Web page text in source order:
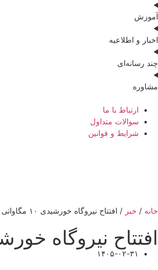
آموزش
اخبار و اطلاعیه
چند رسانه‌ای
مشاوره
ارتباط با ما
سوالات متداول
شرایط و قوانین
خانه / خبر / افتتاح نیروگاه خورشیدی ۱۰ مگاواتی در شهرک صنعتی محمودآباد قم
افتتاح نیروگاه خورشیدی ۱۰ مگاواتی در شهرک صنعتی
۱۴۰۵-۰۲-۳۱